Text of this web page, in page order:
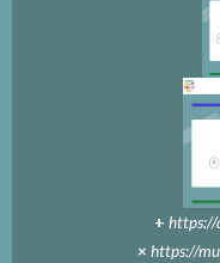
+ https://
× https://